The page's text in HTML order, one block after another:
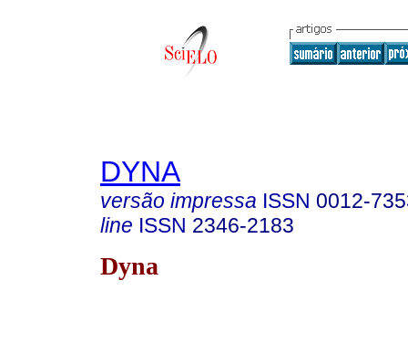
DYNA
versão impressa ISSN 0012-
line ISSN 2346-2183
Dyna